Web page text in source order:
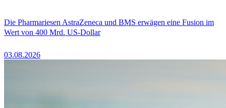
Die Pharmariesen AstraZeneca und BMS erwägen eine Fusion im
Wert von 400 Mrd. US-Dollar
03.08.2026